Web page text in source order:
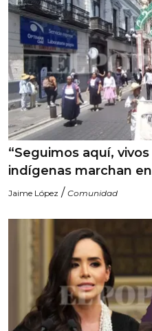
“Seguimos aquí,
indígenas marchan
Jaime López / Comunidad